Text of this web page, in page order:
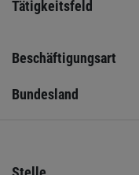
Tätigkeitsfeld
Beschäftigungsart
Bundesland